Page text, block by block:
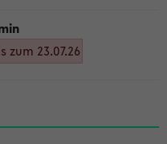
zum 23.07.26